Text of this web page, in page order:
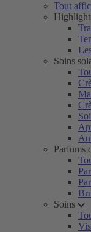
Tout
Soins
Parfums
Soins